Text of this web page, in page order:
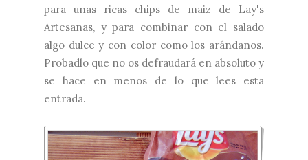
para unas ricas chips de maiz de Lay's
Artesanas, y para combinar con el salado
algo dulce y con color como los arándanos.
Probadlo que no os defraudará en absoluto y
se hace en menos de lo que lees esta
entrada.